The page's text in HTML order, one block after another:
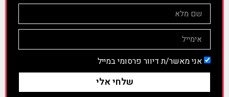
אני מאשר/ת דיוור פרסומי במייל
שלחי אלי